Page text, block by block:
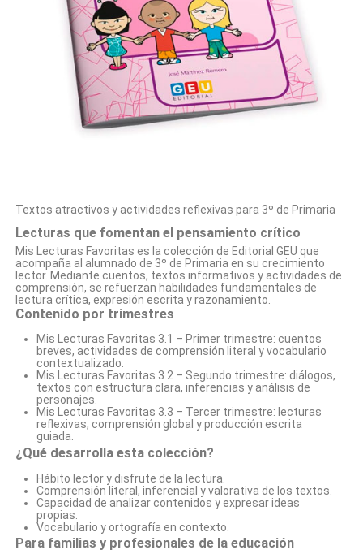
Textos atractivos y actividades reflexivas para 3º de Primaria
Lecturas que fomentan el pensamiento crítico
Mis Lecturas Favoritas es la colección de Editorial GEU que
acompaña al alumnado de 3º de Primaria en su crecimiento
lector. Mediante cuentos, textos informativos y actividades de
comprensión, se refuerzan habilidades fundamentales de
lectura crítica, expresión escrita y razonamiento.
Contenido por trimestres
Mis Lecturas Favoritas 3.1 – Primer trimestre: cuentos
breves, actividades de comprensión literal y vocabulario
contextualizado.
Mis Lecturas Favoritas 3.2 – Segundo trimestre: diálogos,
textos con estructura clara, inferencias y análisis de
personajes.
Mis Lecturas Favoritas 3.3 – Tercer trimestre: lecturas
reflexivas, comprensión global y producción escrita
guiada.
¿Qué desarrolla esta colección?
Hábito lector y disfrute de la lectura.
Comprensión literal, inferencial y valorativa de los textos.
Capacidad de analizar contenidos y expresar ideas
propias.
Vocabulario y ortografía en contexto.
Para familias y profesionales de la educación